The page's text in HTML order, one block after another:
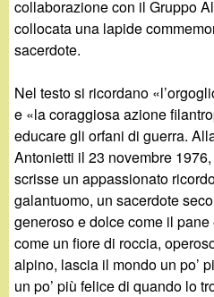
collaborazione con il Gruppo
collocata una lapide
sacerdote.
Nel testo si ricordano
e «la coraggiosa azione
educare gli orfani di guerra.
Antonietti il 23 novembre
scrisse un appassionato
galantuomo, un sacerdote
generoso e dolce come il pane
come un fiore di roccia,
alpino, lascia il mondo un po’
un po’ più felice di quando lo